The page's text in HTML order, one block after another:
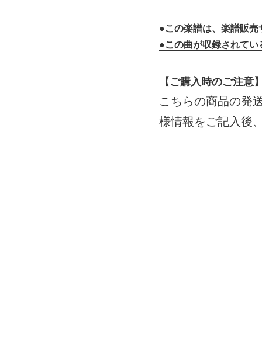
●この楽譜は、楽譜販売
●この曲が収録されて
【ご購入時のご注意】
こちらの商品の発
様情報をご記入後